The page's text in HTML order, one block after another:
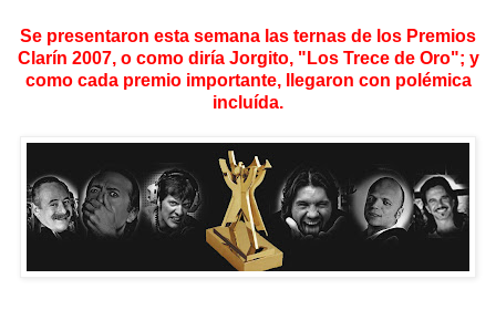
Se presentaron esta semana las ternas de los Premios
Clarín 2007, o como diría Jorgito, "Los Trece de Oro"; y
como cada premio importante, llegaron con polémica
incluída.